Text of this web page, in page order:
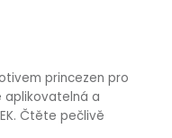
princezen pro
aplikovatelná a
Čtěte pečlivě